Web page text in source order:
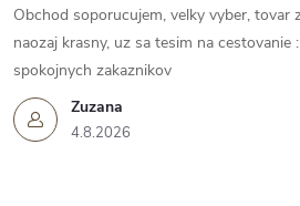
Zuzana
4.8.2026
Obchod soporucujem, velky vyber, tovar
naozaj krasny, uz sa tesim na cestovanie
spokojnych zakaznikov